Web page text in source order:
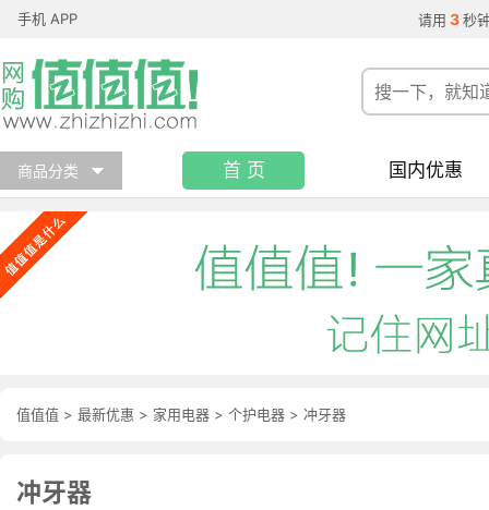
手机 APP 请用 3 秒
商品分类 首 页 国内优惠
值值值 > 最新优惠 > 家用电器 > 个护电器 > 冲牙器
冲牙器